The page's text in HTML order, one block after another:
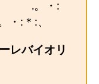
.。・:
:＊:、
レバイオリ